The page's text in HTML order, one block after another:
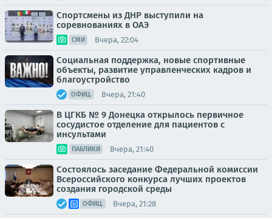
Спортсмены из ДНР выступили на
соревнованиях в ОАЭ
СМИ Вчера, 22:04
Социальная поддержка, новые спортивные
объекты, развитие управленческих кадров и
благоустройство
ОФИЦ. Вчера, 21:40
В ЦГКБ № 9 Донецка открылось первичное
сосудистое отделение для пациентов с
инсультами
ПАБЛИКИ Вчера, 21:40
Состоялось заседание Федеральной комиссии
Всероссийского конкурса лучших проектов
создания городской среды
ОФИЦ. Вчера, 21:28